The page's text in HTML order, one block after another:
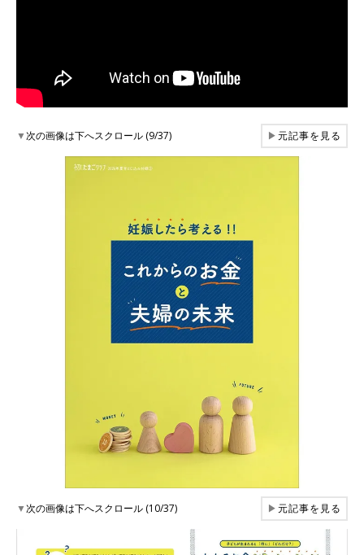
▼次の画像は下へスクロール (9/37) ▶元記事を見る
▼次の画像は下へスクロール (10/37) ▶元記事を見る